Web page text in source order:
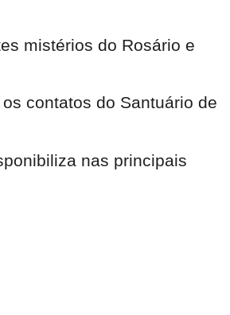
mistérios do Rosário e
contatos do Santuário de
nas principais